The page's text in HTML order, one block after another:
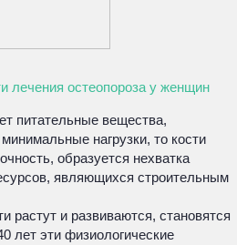
лечения остеопороза у женщин
питательные вещества,
нагрузки, то кости
образуется нехватка
являющихся строительным
растут и развиваются, становятся
лет эти физиологические